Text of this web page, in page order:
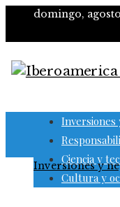
domingo,
Inversiones
Ciencia y
Cultura y
Inversiones y